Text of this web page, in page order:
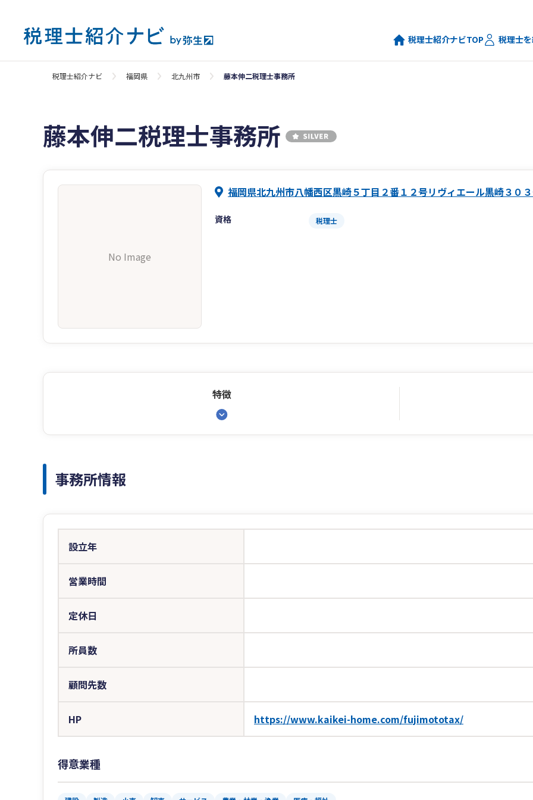
税理士紹介ナビTOP 税理士
税理士紹介ナビ 福岡県 北九州市 藤本伸二税理士事務所
藤本伸二税理士事務所
No Image
福岡県北九州市八幡西区黒崎５丁目２番１２号リヴィエール黒崎３０
資格 税理士
特徴
事務所情報
設立年
営業時間
定休日
所員数
顧問先数
HP https://www.kaikei-home.com/fujimototax/
得意業種